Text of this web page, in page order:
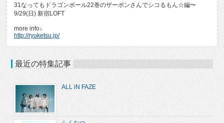
31なってもドラゴンボール22巻のザーボンさんでシコるもん☆編〜
9/29(日) 新宿LOFT
more info↓
http://ryuketsu.jp/
最近の特集記事
ALL iN FAZE